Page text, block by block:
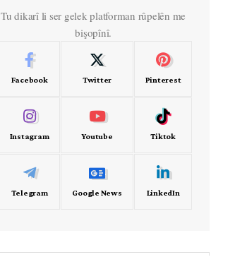
Tu dikarî li ser gelek platforman rûpelên me
bişopînî.
Facebook Twitter Pinterest
Instagram Youtube Tiktok
Telegram Google News LinkedIn